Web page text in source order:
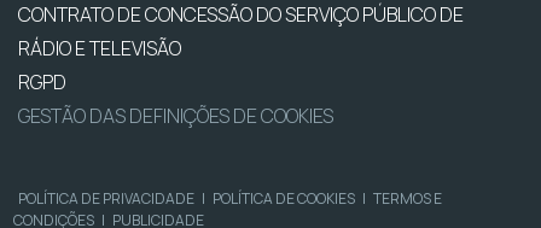
CONTRATO DE CONCESSÃO DO SERVIÇO PÚBLICO DE
RÁDIO E TELEVISÃO
RGPD
GESTÃO DAS DEFINIÇÕES DE COOKIES
POLÍTICA DE PRIVACIDADE | POLÍTICA DE COOKIES | TERMOS E
CONDIÇÕES | PUBLICIDADE